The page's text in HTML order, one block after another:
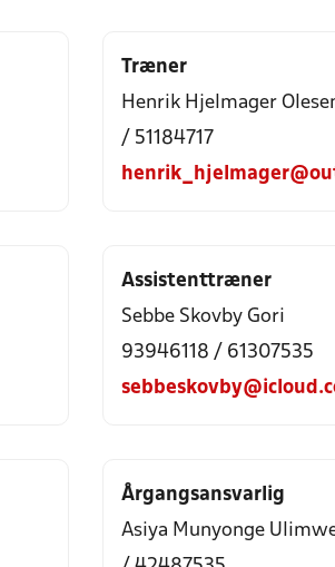
Træner
Henrik Hjelmager
/ 51184717
Assistenttræner
Sebbe Skovby Gori
93946118 / 61307535
Årgangsansvarlig
Asiya Munyonge